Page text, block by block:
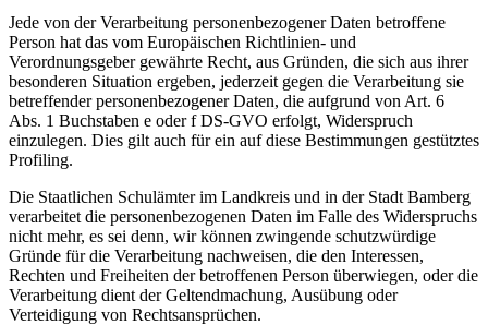
Jede von der Verarbeitung personenbezogener Daten betroffene
Person hat das vom Europäischen Richtlinien- und
Verordnungsgeber gewährte Recht, aus Gründen, die sich aus ihrer
besonderen Situation ergeben, jederzeit gegen die Verarbeitung sie
betreffender personenbezogener Daten, die aufgrund von Art. 6
Abs. 1 Buchstaben e oder f DS-GVO erfolgt, Widerspruch
einzulegen. Dies gilt auch für ein auf diese Bestimmungen gestütztes
Profiling.
Die Staatlichen Schulämter im Landkreis und in der Stadt Bamberg
verarbeitet die personenbezogenen Daten im Falle des Widerspruchs
nicht mehr, es sei denn, wir können zwingende schutzwürdige
Gründe für die Verarbeitung nachweisen, die den Interessen,
Rechten und Freiheiten der betroffenen Person überwiegen, oder die
Verarbeitung dient der Geltendmachung, Ausübung oder
Verteidigung von Rechtsansprüchen.